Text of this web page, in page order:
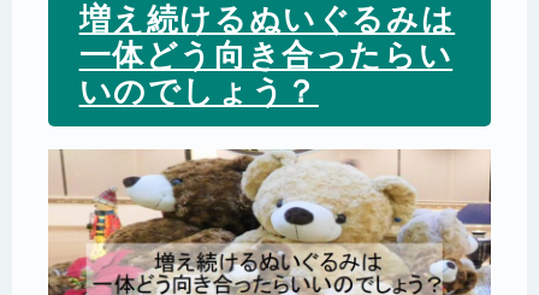
増え続けるぬいぐるみは
一体どう向き合ったらい
いのでしょう？